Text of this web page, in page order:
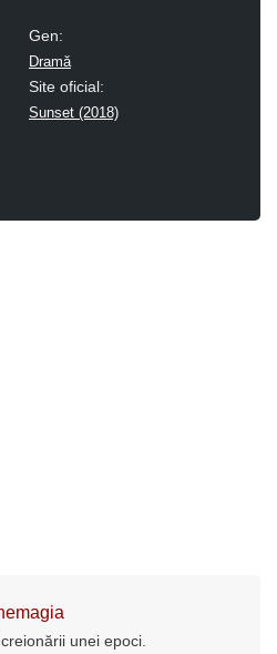
Gen:
Dramă
Site oficial:
Sunset (2018)
unei epoci.